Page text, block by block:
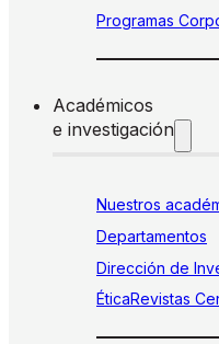
Programas
Académicos
e investigación
Nuestros
Departamentos
Dirección de
ÉticaRevistas